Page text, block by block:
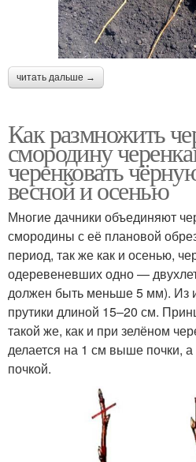
читать дальше →
Как размножить
смородину
черенковать
весной и осенью
Многие дачники объединяют
смородины с её плановой
период, так же как и осенью,
одеревеневших одно —
должен быть меньше 5 мм). Из
прутики длиной 15–20 см.
такой же, как и при зелёном
делается на 1 см выше почки,
почкой.